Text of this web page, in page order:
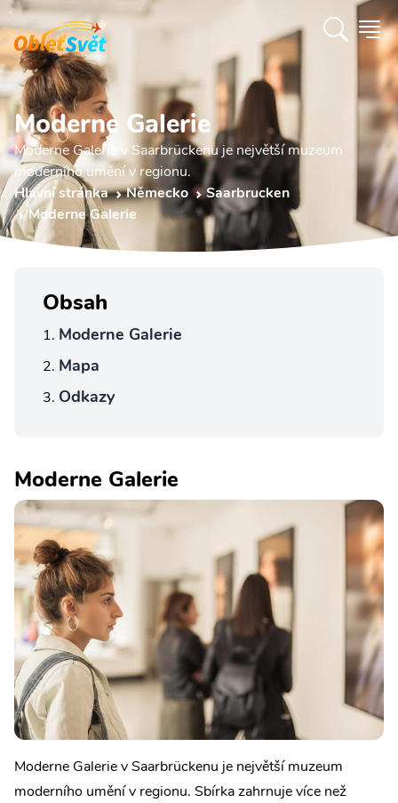
Moderne Galerie
Moderne Galerie v Saarbrückenu je největší muzeum
moderního umění v regionu.
Hlavní stránka
Německo
Saarbrucken
Moderne Galerie
Obsah
Moderne Galerie
Mapa
Odkazy
Moderne Galerie
Moderne Galerie v Saarbrückenu je největší muzeum
moderního umění v regionu. Sbírka zahrnuje více než